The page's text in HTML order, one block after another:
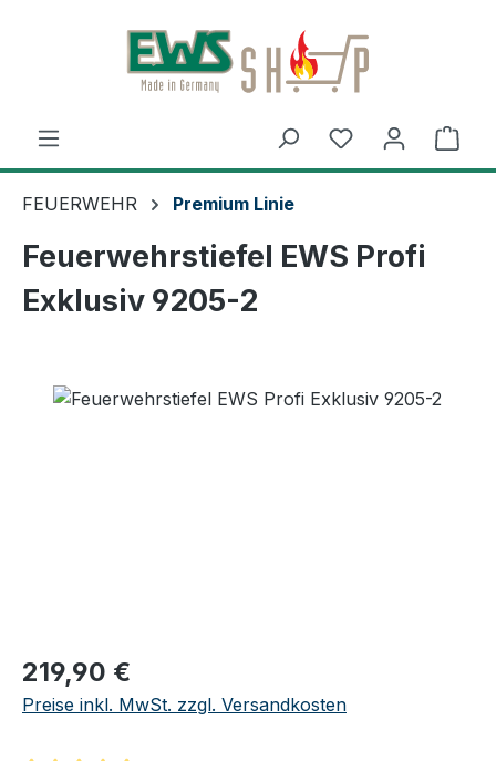
Zum Hauptinhalt springen
FEUERWEHR Premium Linie
Feuerwehrstiefel EWS Profi
Exklusiv 9205-2
Regulärer Preis:
219,90 €
Preise inkl. MwSt. zzgl. Versandkosten